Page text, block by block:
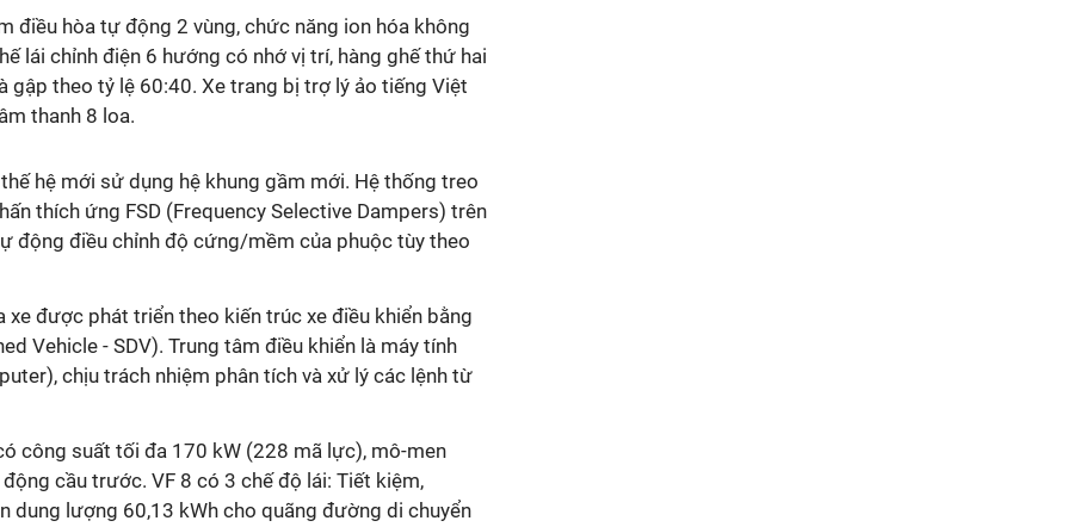
điều hòa tự động 2 vùng, chức năng ion hóa không
lái chỉnh điện 6 hướng có nhớ vị trí, hàng ghế thứ hai
gập theo tỷ lệ 60:40. Xe trang bị trợ lý ảo tiếng Việt
thanh 8 loa.
hệ mới sử dụng hệ khung gầm mới. Hệ thống treo
thích ứng FSD (Frequency Selective Dampers) trên
động điều chỉnh độ cứng/mềm của phuộc tùy theo
xe được phát triển theo kiến trúc xe điều khiển bằng
Vehicle - SDV). Trung tâm điều khiển là máy tính
chịu trách nhiệm phân tích và xử lý các lệnh từ
công suất tối đa 170 kW (228 mã lực), mô-men
cầu trước. VF 8 có 3 chế độ lái: Tiết kiệm,
dung lượng 60,13 kWh cho quãng đường di chuyển